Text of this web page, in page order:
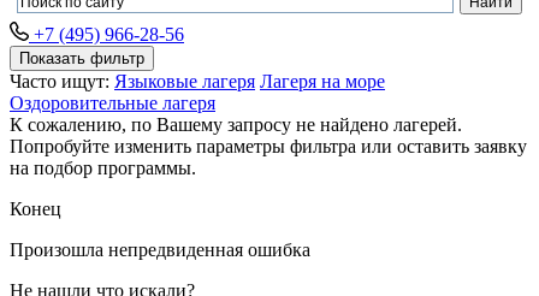
+7 (495) 966-28-56
Показать фильтр
Часто ищут: Языковые лагеря Лагеря на море
Оздоровительные лагеря
К сожалению, по Вашему запросу не найдено лагерей.
Попробуйте изменить параметры фильтра или оставить заявку
на подбор программы.
Конец
Произошла непредвиденная ошибка
Не нашли что искали?